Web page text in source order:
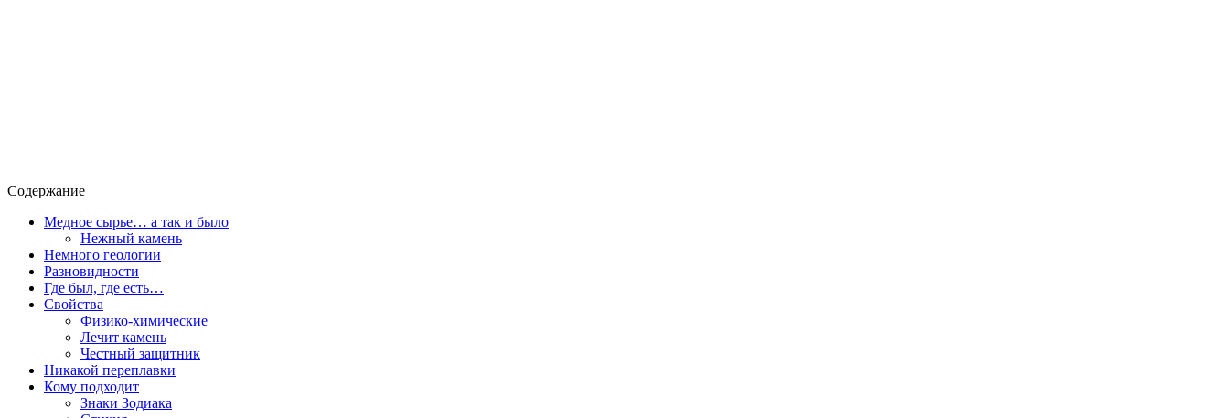
Содержание
Медное сырье… а так и было
Нежный камень
Немного геологии
Разновидности
Где был, где есть…
Свойства
Физико-химические
Лечит камень
Честный защитник
Никакой переплавки
Кому подходит
Знаки Зодиака